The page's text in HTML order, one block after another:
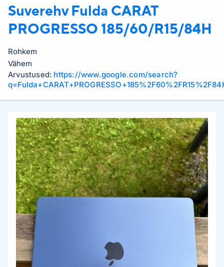
Suverehv Fulda CARAT
PROGRESSO 185/60/R15/84H
Rohkem
Vähem
Arvustused: https://www.google.com/search?